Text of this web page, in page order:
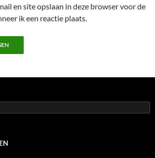
en site opslaan in deze browser voor de
ik een reactie plaats.